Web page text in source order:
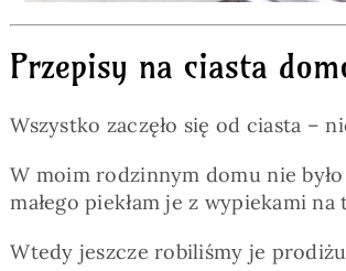
Przepisy na ciasta
Wszystko zaczęło się od ciasta –
W moim rodzinnym domu nie
małego piekłam je z wypiekami na
Wtedy jeszcze robiliśmy je